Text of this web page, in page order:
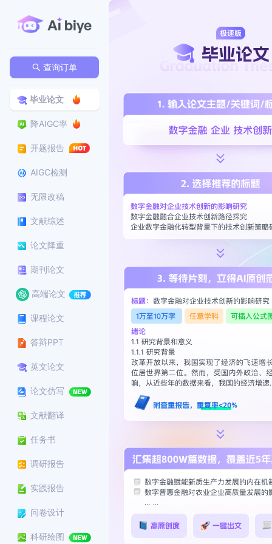
查询订单
毕业论文
降AIGC率
开题报告
AIGC检测
无限改稿
文献综述
论文降重
期刊论文
高端论文
课程论文
答辩PPT
英文论文
论文仿写
文献翻译
任务书
调研报告
实践报告
问卷设计
科研绘图